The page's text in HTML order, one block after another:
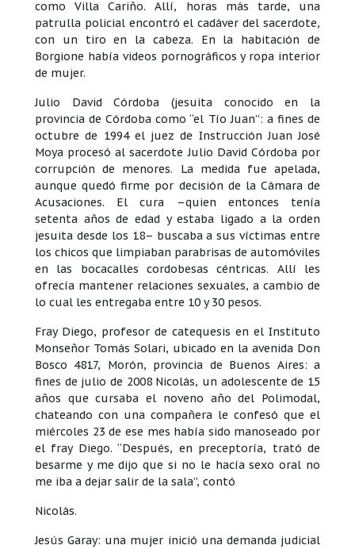
como Villa Cariño. Allí, horas más tarde, una
patrulla policial encontró el cadáver del sacerdote,
con un tiro en la cabeza. En la habitación de
Borgione había videos pornográficos y ropa interior
de mujer.
Julio David Córdoba (jesuita conocido en la
provincia de Córdoba como “el Tío Juan”: a fines de
octubre de 1994 el juez de Instrucción Juan José
Moya procesó al sacerdote Julio David Córdoba por
corrupción de menores. La medida fue apelada,
aunque quedó firme por decisión de la Cámara de
Acusaciones. El cura –quien entonces tenía
setenta años de edad y estaba ligado a la orden
jesuita desde los 18– buscaba a sus víctimas entre
los chicos que limpiaban parabrisas de automóviles
en las bocacalles cordobesas céntricas. Allí les
ofrecía mantener relaciones sexuales, a cambio de
lo cual les entregaba entre 10 y 30 pesos.
Fray Diego, profesor de catequesis en el Instituto
Monseñor Tomás Solari, ubicado en la avenida Don
Bosco 4817, Morón, provincia de Buenos Aires: a
fines de julio de 2008 Nicolás, un adolescente de 15
años que cursaba el noveno año del Polimodal,
chateando con una compañera le confesó que el
miércoles 23 de ese mes había sido manoseado por
el fray Diego. “Después, en preceptoría, trató de
besarme y me dijo que si no le hacía sexo oral no
me iba a dejar salir de la sala”, contó
Nicolás.
Jesús Garay: una mujer inició una demanda judicial